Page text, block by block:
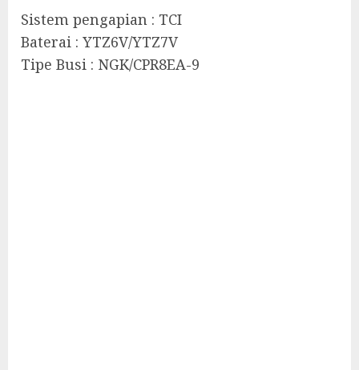
Sistem pengapian : TCI
Baterai : YTZ6V/YTZ7V
Tipe Busi : NGK/CPR8EA-9